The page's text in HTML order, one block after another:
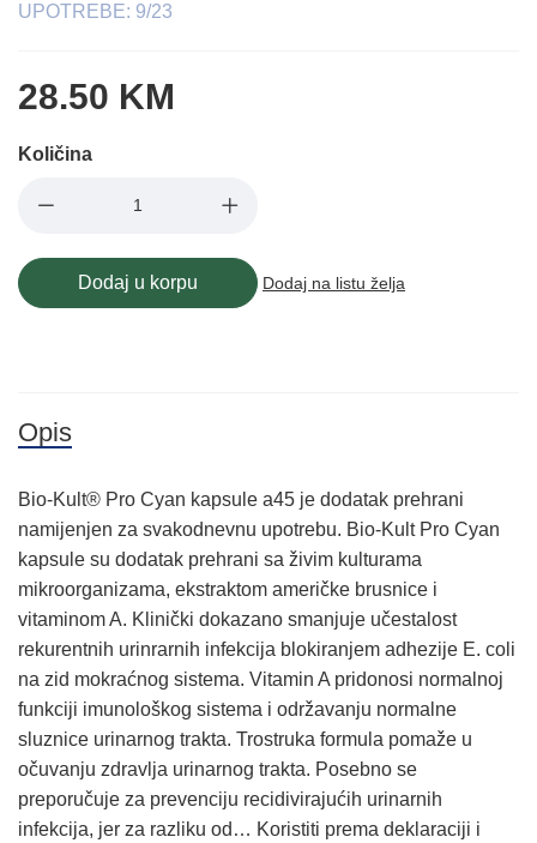
UPOTREBE: 9/23
28.50 KM
Količina
Dodaj u korpu Dodaj na listu želja
Opis
Bio-Kult® Pro Cyan kapsule a45 je dodatak prehrani
namijenjen za svakodnevnu upotrebu. Bio-Kult Pro Cyan
kapsule su dodatak prehrani sa živim kulturama
mikroorganizama, ekstraktom američke brusnice i
vitaminom A. Klinički dokazano smanjuje učestalost
rekurentnih urinrarnih infekcija blokiranjem adhezije E. coli
na zid mokraćnog sistema. Vitamin A pridonosi normalnoj
funkciji imunološkog sistema i održavanju normalne
sluznice urinarnog trakta. Trostruka formula pomaže u
očuvanju zdravlja urinarnog trakta. Posebno se
preporučuje za prevenciju recidivirajućih urinarnih
infekcija, jer za razliku od… Koristiti prema deklaraciji i